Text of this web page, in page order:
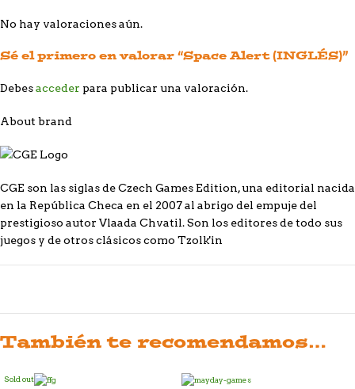
No hay valoraciones aún.
Sé el primero en valorar “Space Alert (INGLÉS)”
Debesacceder para publicar una valoración.
About brand
CGE son las siglas de Czech Games Edition, una editorial nacida
en la República Checa en el 2007 al abrigo del empuje del
prestigioso autor Vlaada Chvatil. Son los editores de todo sus
juegos y de otros clásicos como Tzolk'in
También te recomendamos…
Sold out